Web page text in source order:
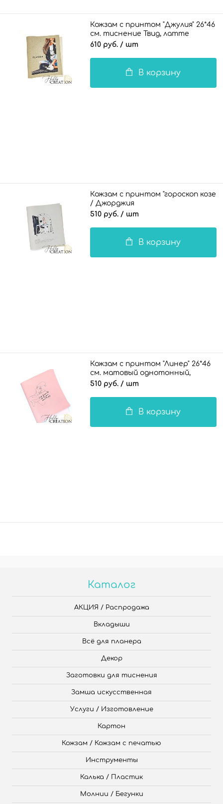
Кожзам с принтом "Джулия" 26*46
см. тиснение Твид, латте
610 руб. / шт
В корзину
Кожзам с принтом "гороскоп
/ Джорджия
блондинка" 26*46 см. матовый,
510 руб. / шт
В корзину
Кожзам с принтом "Линер" 26*46
см. матовый однотонный,
светло-розовый
510 руб. / шт
В корзину
Каталог
АКЦИЯ / Распродажа
Вкладыши
Всё для планера
Декор
Заготовки для тиснения
Замша искусственная
Услуги / Изготовление
Картон
Кожзам / Кожзам с печатью
Инструменты
Калька / Пластик
Молнии / Бегунки